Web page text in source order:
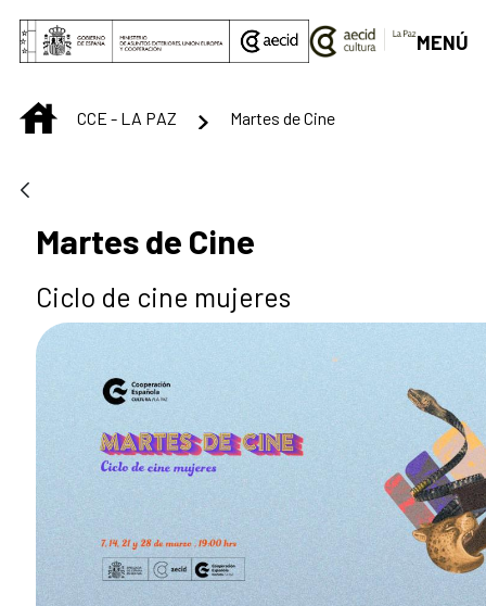
Saltar al contenido principal
MENÚ
INICIOCCE - LA PAZ Martes de Cine
Martes de Cine
Ciclo de cine mujeres